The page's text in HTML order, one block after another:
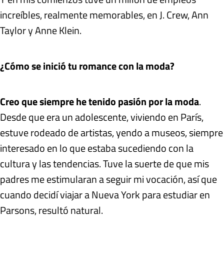
increíbles, realmente memorables, en J. Crew, Ann
Taylor y Anne Klein.
¿Cómo se inició tu romance con la moda?
Creo que siempre he tenido pasión por la moda.
Desde que era un adolescente, viviendo en París,
estuve rodeado de artistas, yendo a museos, siempre
interesado en lo que estaba sucediendo con la
cultura y las tendencias. Tuve la suerte de que mis
padres me estimularan a seguir mi vocación, así que
cuando decidí viajar a Nueva York para estudiar en
Parsons, resultó natural.